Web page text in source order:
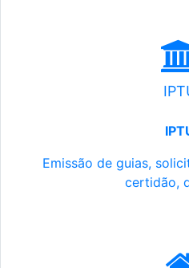
Emissão de guias,
certidão,